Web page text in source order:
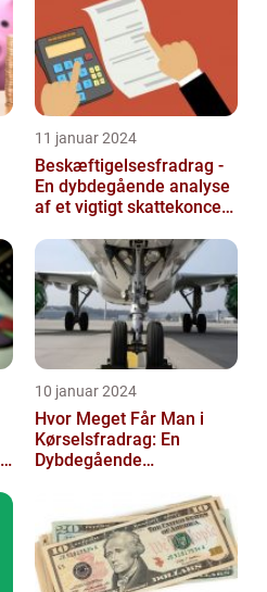
11 januar 2024
Beskæftigelsesfradrag -
En dybdegående analyse
af et vigtigt skattekoncept
10 januar 2024
Hvor Meget Får Man i
Kørselsfradrag: En
Dybdegående